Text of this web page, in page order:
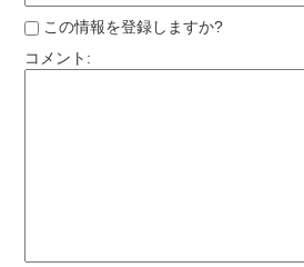
この情報を登録しますか?
コメント: